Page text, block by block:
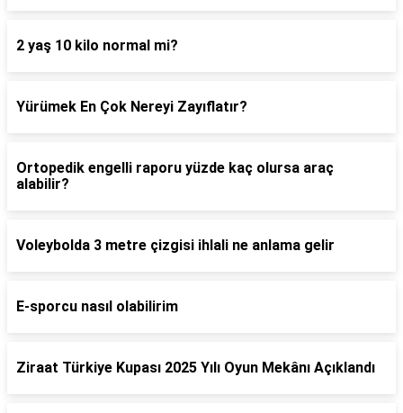
2 yaş 10 kilo normal mi?
Yürümek En Çok Nereyi Zayıflatır?
Ortopedik engelli raporu yüzde kaç olursa araç
alabilir?
Voleybolda 3 metre çizgisi ihlali ne anlama gelir
E-sporcu nasıl olabilirim
Ziraat Türkiye Kupası 2025 Yılı Oyun Mekânı Açıklandı